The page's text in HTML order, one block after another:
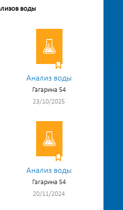
воды
Анализ воды
Гагарина 54
23/10/2025
Анализ воды
Гагарина 54
20/11/2024